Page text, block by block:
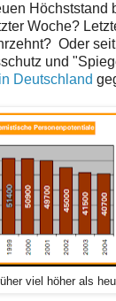
Höchststand
Woche?
Oder
und
Deutschland
viel höher als